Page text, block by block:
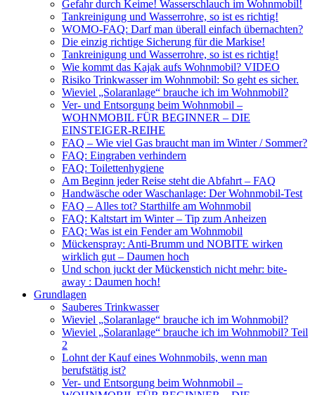
Gefahr durch Keime! Wasserschlauch im Wohnmobil!
Tankreinigung und Wasserrohre, so ist es richtig!
WOMO-FAQ: Darf man überall einfach übernachten?
Die einzig richtige Sicherung für die Markise!
Tankreinigung und Wasserrohre, so ist es richtig!
Wie kommt das Kajak aufs Wohnmobil? VIDEO
Risiko Trinkwasser im Wohnmobil: So geht es sicher.
Wieviel „Solaranlage“ brauche ich im Wohnmobil?
Ver- und Entsorgung beim Wohnmobil –
WOHNMOBIL FÜR BEGINNER – DIE
EINSTEIGER-REIHE
FAQ – Wie viel Gas braucht man im Winter / Sommer?
FAQ: Eingraben verhindern
FAQ: Toilettenhygiene
Am Beginn jeder Reise steht die Abfahrt – FAQ
Handwäsche oder Waschanlage: Der Wohnmobil-Test
FAQ – Alles tot? Starthilfe am Wohnmobil
FAQ: Kaltstart im Winter – Tip zum Anheizen
FAQ: Was ist ein Fender am Wohnmobil
Mückenspray: Anti-Brumm und NOBITE wirken
wirklich gut – Daumen hoch
Und schon juckt der Mückenstich nicht mehr: bite-
away : Daumen hoch!
Grundlagen
Sauberes Trinkwasser
Wieviel „Solaranlage“ brauche ich im Wohnmobil?
Wieviel „Solaranlage“ brauche ich im Wohnmobil? Teil
2
Lohnt der Kauf eines Wohnmobils, wenn man
berufstätig ist?
Ver- und Entsorgung beim Wohnmobil –